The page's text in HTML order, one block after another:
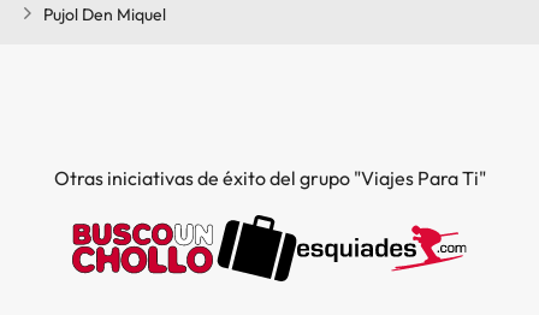
Pujol Den Miquel
Otras iniciativas de éxito del grupo "Viajes Para Ti"